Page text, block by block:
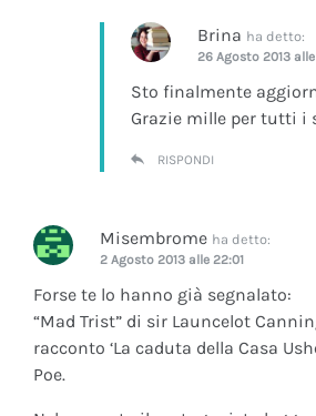
Brina ha detto:
26 Agosto 2013 alle
Sto finalmente
Grazie mille per tutti i
RISPONDI
Misembrome ha detto:
2 Agosto 2013 alle 22:01
Forse te lo hanno già segnalato:
“Mad Trist” di sir Launcelot
racconto ‘La caduta della Casa
Poe.